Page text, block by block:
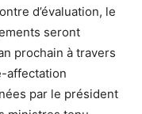
d’évaluation, le
seront
prochain à travers
affectation
par le président